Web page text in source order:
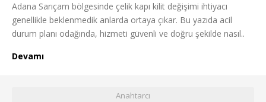
Adana Sarıçam bölgesinde çelik kapı kilit değişimi ihtiyacı
genellikle beklenmedik anlarda ortaya çıkar. Bu yazıda acil
durum planı odağında, hizmeti güvenli ve doğru şekilde nasıl..
Devamı
Anahtarcı